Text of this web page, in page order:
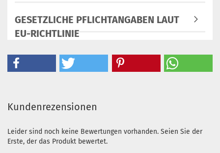
GESETZLICHE PFLICHTANGABEN LAUT
EU-RICHTLINIE
Kundenrezensionen
Leider sind noch keine Bewertungen vorhanden. Seien Sie der
Erste, der das Produkt bewertet.